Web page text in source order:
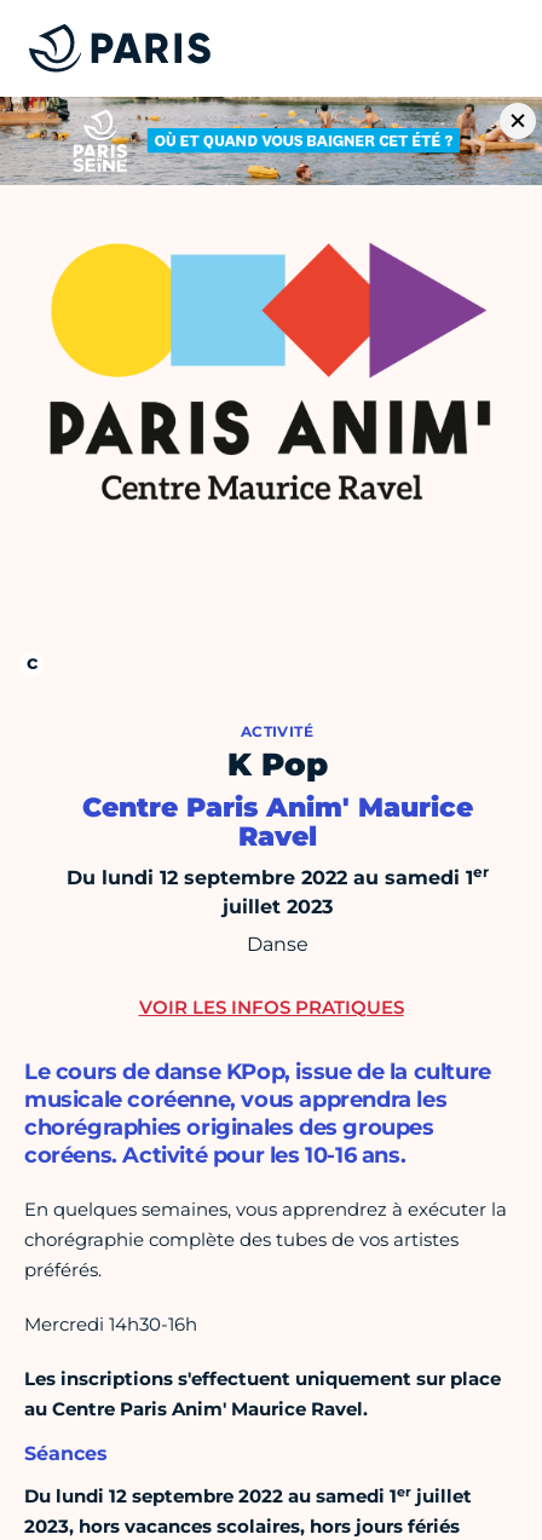
ACTIVITÉ
K Pop
Centre Paris Anim' Maurice
Ravel
Du lundi 12 septembre 2022 au samedi 1er
juillet 2023
Danse
Le cours de danse KPop, issue de la culture
musicale coréenne, vous apprendra les
chorégraphies originales des groupes
coréens. Activité pour les 10-16 ans.
En quelques semaines, vous apprendrez à exécuter la
chorégraphie complète des tubes de vos artistes
préférés.
Mercredi 14h30-16h
Les inscriptions s'effectuent uniquement sur place
au Centre Paris Anim' Maurice Ravel.
Séances
Du lundi 12 septembre 2022 au samedi 1er juillet
2023, hors vacances scolaires, hors jours fériés
VOIR LES INFOS PRATIQUES